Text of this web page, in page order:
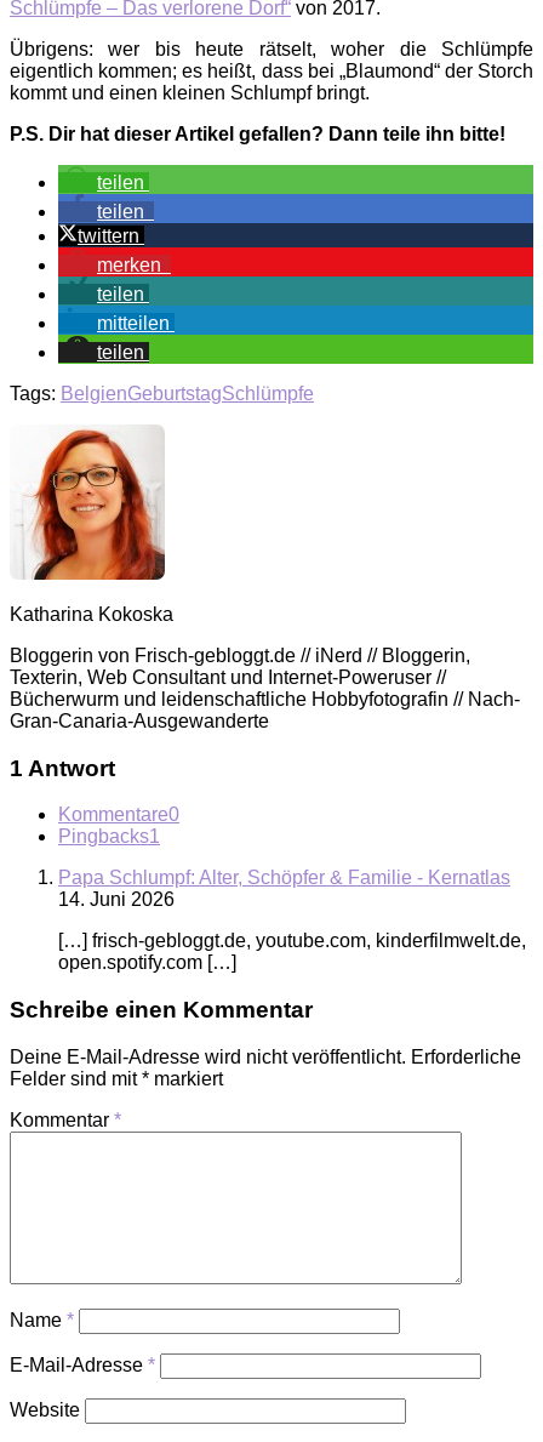
Schlümpfe – Das verlorene Dorf“ von 2017.
Übrigens: wer bis heute rätselt, woher die Schlümpfe
eigentlich kommen; es heißt, dass bei „Blaumond“ der Storch
kommt und einen kleinen Schlumpf bringt.
P.S. Dir hat dieser Artikel gefallen? Dann teile ihn bitte!
teilen
teilen
twittern
merken
teilen
mitteilen
teilen
Tags: BelgienGeburtstagSchlümpfe
Katharina Kokoska
Bloggerin von Frisch-gebloggt.de // iNerd // Bloggerin,
Texterin, Web Consultant und Internet-Poweruser //
Bücherwurm und leidenschaftliche Hobbyfotografin // Nach-
Gran-Canaria-Ausgewanderte
1 Antwort
Kommentare0
Pingbacks1
Papa Schlumpf: Alter, Schöpfer & Familie - Kernatlas
14. Juni 2026
[…] frisch-gebloggt.de, youtube.com, kinderfilmwelt.de,
open.spotify.com […]
Schreibe einen Kommentar
Deine E-Mail-Adresse wird nicht veröffentlicht. Erforderliche
Felder sind mit* markiert
Kommentar *
Name *
E-Mail-Adresse *
Website